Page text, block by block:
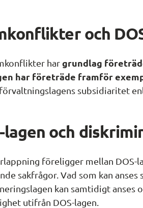
och
har grundlag
har företräde framför
subsidiaritet
lagen och
föreligger mellan DOS-
sakfrågor. Vad som kan
kan samtidigt anses
utifrån DOS-lagen.